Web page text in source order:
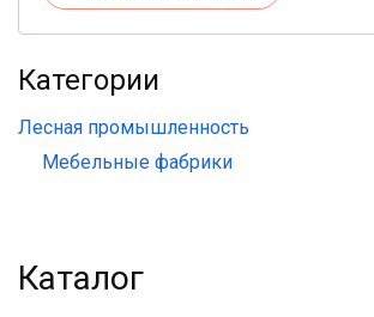
Категории
Лесная промышленность
Мебельные фабрики
Каталог